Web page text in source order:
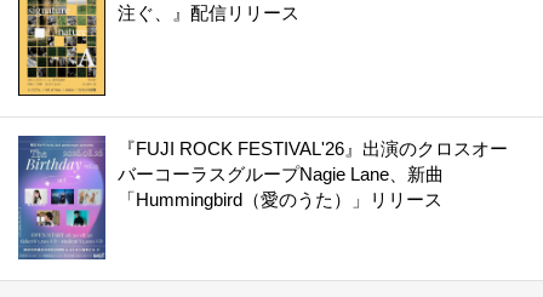
注ぐ、』配信リリース
『FUJI ROCK FESTIVAL'26』出演のクロスオー
バーコーラスグループNagie Lane、新曲
「Hummingbird（愛のうた）」リリース